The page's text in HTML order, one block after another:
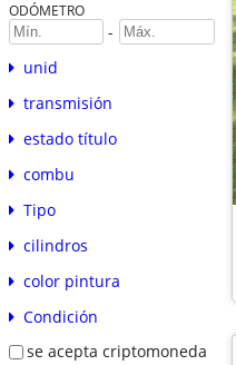
ODÓMETRO
-
unid
transmisión
estado título
combu
Tipo
cilindros
color pintura
Condición
se acepta criptomoneda